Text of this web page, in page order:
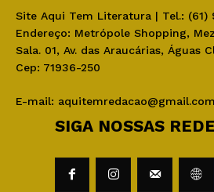
Site Aqui Tem Literatura | Tel.: (61)
Endereço: Metrópole Shopping,
Sala. 01, Av. das Araucárias, Águas
Cep: 71936-250
E-mail: aquitemredacao@gmail.com
SIGA NOSSAS